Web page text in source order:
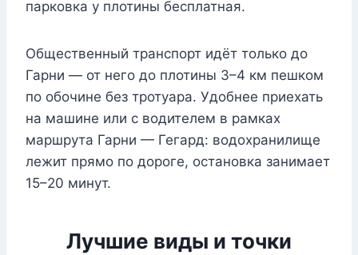
парковка у плотины бесплатная.
Общественный транспорт идёт только до
Гарни — от него до плотины 3–4 км пешком
по обочине без тротуара. Удобнее приехать
на машине или с водителем в рамках
маршрута Гарни — Гегард: водохранилище
лежит прямо по дороге, остановка занимает
15–20 минут.
Лучшие виды и точки